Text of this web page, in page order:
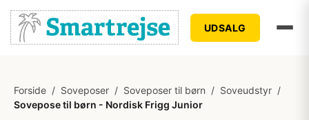
UDSALG
Forside / Soveposer / Soveposer til børn / Soveudstyr /
Sovepose til børn - Nordisk Frigg Junior